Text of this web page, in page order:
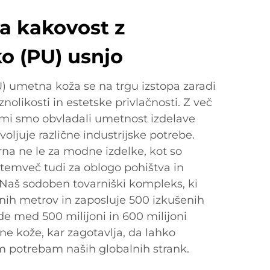
kakovost z
(PU) usnjo
umetna koža se na trgu izstopa zaradi
in estetske privlačnosti. Z več
smo obvladali umetnost izdelave
različne industrijske potrebe.
ne le za modne izdelke, kot so
tudi za oblogo pohištva in
sodoben tovarniški kompleks, ki
metrov in zaposluje 500 izkušenih
med 500 milijoni in 600 milijoni
kože, kar zagotavlja, da lahko
potrebam naših globalnih strank.